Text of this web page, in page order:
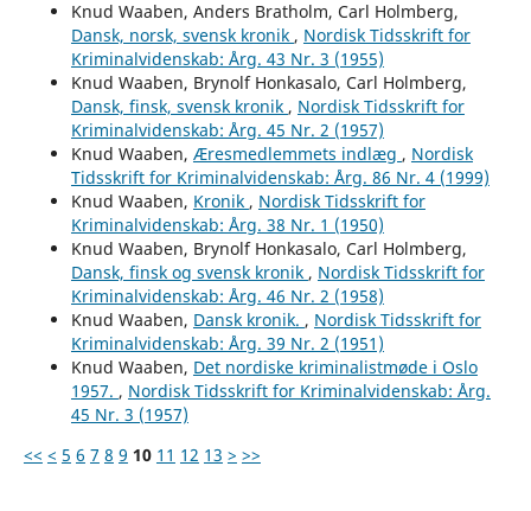
Knud Waaben, Anders Bratholm, Carl Holmberg,
Dansk, norsk, svensk kronik , Nordisk Tidsskrift for
Kriminalvidenskab: Årg. 43 Nr. 3 (1955)
Knud Waaben, Brynolf Honkasalo, Carl Holmberg,
Dansk, finsk, svensk kronik , Nordisk Tidsskrift for
Kriminalvidenskab: Årg. 45 Nr. 2 (1957)
Knud Waaben, Æresmedlemmets indlæg , Nordisk
Tidsskrift for Kriminalvidenskab: Årg. 86 Nr. 4 (1999)
Knud Waaben, Kronik , Nordisk Tidsskrift for
Kriminalvidenskab: Årg. 38 Nr. 1 (1950)
Knud Waaben, Brynolf Honkasalo, Carl Holmberg,
Dansk, finsk og svensk kronik , Nordisk Tidsskrift for
Kriminalvidenskab: Årg. 46 Nr. 2 (1958)
Knud Waaben, Dansk kronik. , Nordisk Tidsskrift for
Kriminalvidenskab: Årg. 39 Nr. 2 (1951)
Knud Waaben, Det nordiske kriminalistmøde i Oslo
1957. , Nordisk Tidsskrift for Kriminalvidenskab: Årg.
45 Nr. 3 (1957)
<< < 5 6 7 8 9 10 11 12 13 > >>